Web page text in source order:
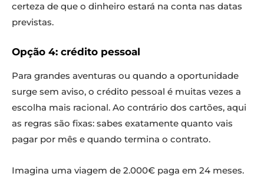
certeza de que o dinheiro estará na conta nas datas
previstas.
Opção 4: crédito pessoal
Para grandes aventuras ou quando a oportunidade
surge sem aviso, o crédito pessoal é muitas vezes a
escolha mais racional. Ao contrário dos cartões, aqui
as regras são fixas: sabes exatamente quanto vais
pagar por mês e quando termina o contrato.
Imagina uma viagem de 2.000€ paga em 24 meses.